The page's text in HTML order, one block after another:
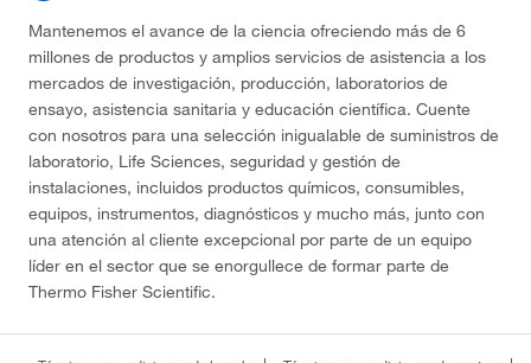
Mantenemos el avance de la ciencia ofreciendo más de 6
millones de productos y amplios servicios de asistencia a los
mercados de investigación, producción, laboratorios de
ensayo, asistencia sanitaria y educación científica. Cuente
con nosotros para una selección inigualable de suministros de
laboratorio, Life Sciences, seguridad y gestión de
instalaciones, incluidos productos químicos, consumibles,
equipos, instrumentos, diagnósticos y mucho más, junto con
una atención al cliente excepcional por parte de un equipo
líder en el sector que se enorgullece de formar parte de
Thermo Fisher Scientific.